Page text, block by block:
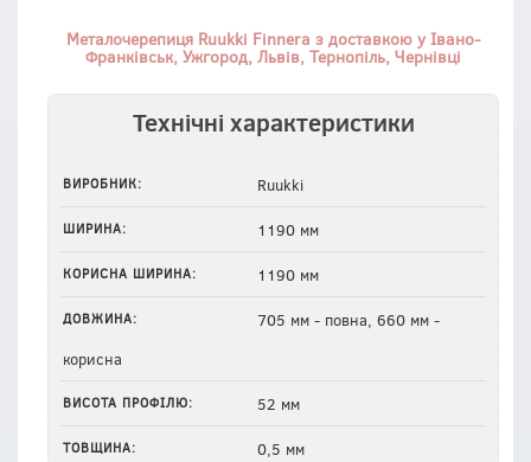
Металочерепиця Ruukki Finnera з доставкою у Івано-
Франківськ, Ужгород, Львів, Тернопіль, Чернівці
Технічні характеристики
ВИРОБНИК: Ruukki
ШИРИНА: 1190 мм
КОРИСНА ШИРИНА: 1190 мм
ДОВЖИНА:
705 мм - повна, 660 мм -
корисна
ВИСОТА ПРОФІЛЮ: 52 мм
ТОВЩИНА: 0,5 мм